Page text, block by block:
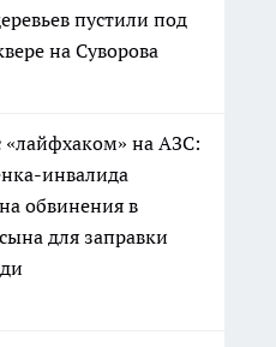
пустили под
на Суворова
«лайфхаком» на АЗС:
инвалида
обвинения в
для заправки